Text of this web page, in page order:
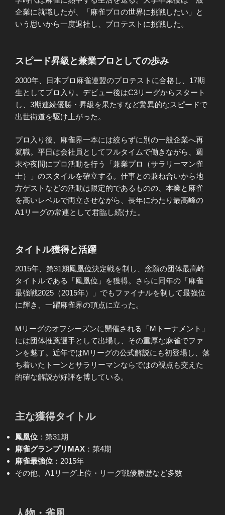
企業に就職したが、「麻雀プロの世界に挑戦したい」と
いう思いから一度退社し、プロテストに挑戦した。
スピード昇級と兼業プロとしての歩み
2000年、日本プロ麻雀連盟のプロテストに合格し、17期
生としてプロ入り。デビュー後はC3リーグからスタート
し、3期連続優勝・昇級を果たすなど驚異的なスピードで
出世街道を駆け上がった。
プロ入り後、麻雀界一本には絞らずに別の一般企業へ再
就職。平日は会社員としてフルタイムで働きながら、週
末や夜間にプロ活動を行う「兼業プロ（サラリーマン雀
士）」のスタイルを確立する。仕事との兼ね合いから地
方ゲストなどの活動は限定的であるものの、本業と麻雀
を高いレベルで両立させながら、長年にわたり最高峰の
A1リーグの常連として君臨し続けた。
タイトル獲得と活躍
2015年、第31期鳳凰位決定戦を制し、念願の団体最高峰
タイトルである「鳳凰位」を獲得。さらに同年の「麻雀
最強戦2025（2015年）」でもファイナルを制して最強位
に輝き、一躍麻雀界の頂点に立った。
Mリーグのオフシーズンに開催される「Mトーナメント」
には団体推薦選手として出場し、その重厚な麻雀でファ
ンを魅了。近年ではMリーグの公式解説にも初登場し、落
ち着いたトーンとサラリーマンならではの視点も交えた
的確な解説が好評を博している。
主な獲得タイトル
鳳凰位 ：第31期
麻雀グランプリMAX ：第4期
麻雀最強位 ：2015年
その他、A1リーグ上位・リーグ戦優勝歴など多数
人物・雀風